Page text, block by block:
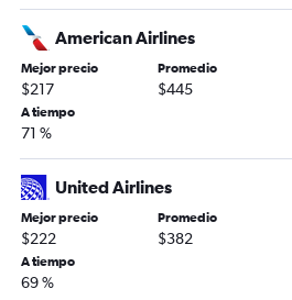
American Airlines
Mejor precio
$217
Promedio
$445
A tiempo
71 %
United Airlines
Mejor precio
$222
Promedio
$382
A tiempo
69 %